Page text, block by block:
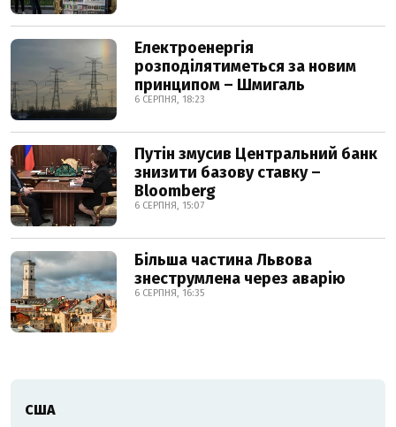
Електроенергія
розподілятиметься за новим
принципом – Шмигаль
6 СЕРПНЯ, 18:23
Путін змусив Центральний банк
знизити базову ставку –
Bloomberg
6 СЕРПНЯ, 15:07
Більша частина Львова
знеструмлена через аварію
6 СЕРПНЯ, 16:35
США